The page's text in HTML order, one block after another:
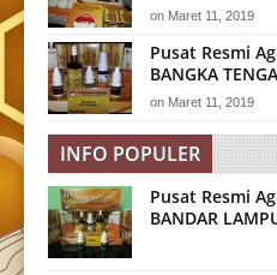
on Maret 11, 2019
Pusat Resmi
BANGKA
on Maret 11, 2019
INFO POPULER
Pusat Resmi
BANDAR